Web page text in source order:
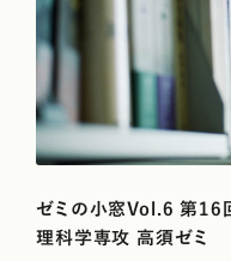
ゼミの小窓Vol.6 第16
理科学専攻 高須ゼミ